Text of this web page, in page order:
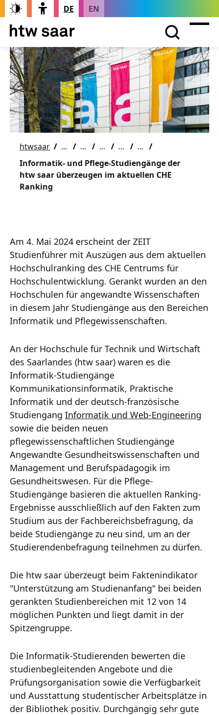
DE EN
htwsaar
Informatik- und Pflege-Studiengänge der
htw saar überzeugen im aktuellen CHE
Ranking
Am 4. Mai 2024 erscheint der ZEIT
Studienführer mit Auszügen aus dem aktuellen
Hochschulranking des CHE Centrums für
Hochschulentwicklung. Gerankt wurden an den
Hochschulen für angewandte Wissenschaften
in diesem Jahr Studiengänge aus den Bereichen
Informatik und Pflegewissenschaften.
An der Hochschule für Technik und Wirtschaft
des Saarlandes (htw saar) waren es die
Informatik-Studiengänge
Kommunikationsinformatik, Praktische
Informatik und der deutsch-französische
Studiengang Informatik und Web-Engineering
sowie die beiden neuen
pflegewissenschaftlichen Studiengänge
Angewandte Gesundheitswissenschaften und
Management und Berufspädagogik im
Gesundheitswesen. Für die Pflege-
Studiengänge basieren die aktuellen Ranking-
Ergebnisse ausschließlich auf den Fakten zum
Studium aus der Fachbereichsbefragung, da
beide Studiengänge zu neu sind, um an der
Studierendenbefragung teilnehmen zu dürfen.
Die htw saar überzeugt beim Faktenindikator
"Unterstützung am Studienanfang" bei beiden
gerankten Studienbereichen mit 12 von 14
möglichen Punkten und liegt damit in der
Spitzengruppe.
Die Informatik-Studierenden bewerten die
studienbegleitenden Angebote und die
Prüfungsorganisation sowie die Verfügbarkeit
und Ausstattung studentischer Arbeitsplätze in
der Bibliothek positiv. Durchgängig sehr gute